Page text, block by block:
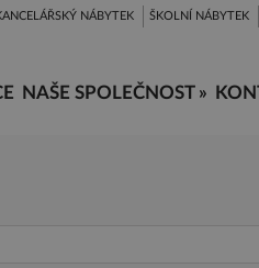
NÁBYTEK ŠKOLNÍ NÁBYTEK
NAŠE SPOLEČNOST »